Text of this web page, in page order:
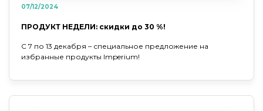
07/12/2024
ПРОДУКТ НЕДЕЛИ: скидки до 30 %!
С 7 по 13 декабря – специальное предложение на
избранные продукты Imperium!